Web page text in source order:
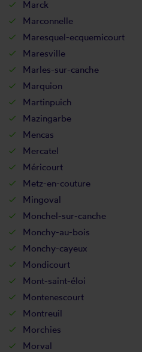
Marck
Marconnelle
Maresquel-ecquemicourt
Maresville
Marles-sur-canche
Marquion
Martinpuich
Mazingarbe
Mencas
Mercatel
Méricourt
Metz-en-couture
Mingoval
Monchel-sur-canche
Monchy-au-bois
Monchy-cayeux
Mondicourt
Mont-saint-éloi
Montenescourt
Montreuil
Morchies
Morval